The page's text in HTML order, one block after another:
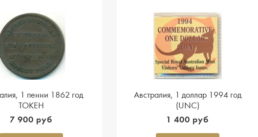
1 пенни 1862 год
ТОКЕН
7 900 руб
Австралия, 1 доллар 1994 год
(UNC)
1 400 руб